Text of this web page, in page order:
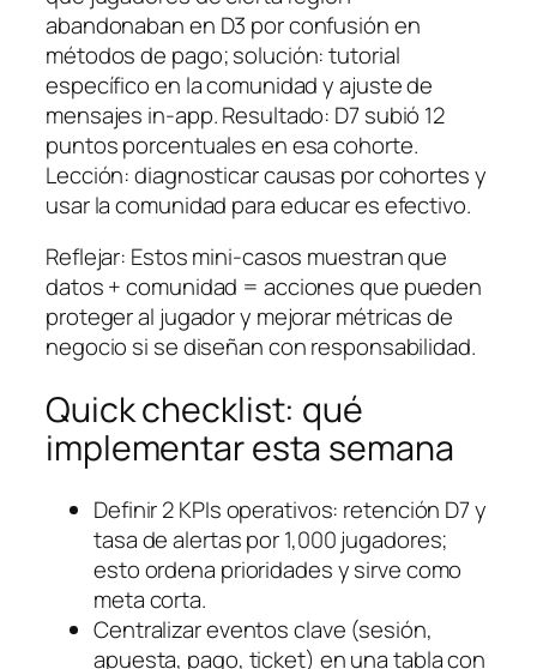
abandonaban en D3 por confusión en
métodos de pago; solución: tutorial
específico en la comunidad y ajuste de
mensajes in-app. Resultado: D7 subió 12
puntos porcentuales en esa cohorte.
Lección: diagnosticar causas por cohortes y
usar la comunidad para educar es efectivo.
Reflejar: Estos mini-casos muestran que
datos + comunidad = acciones que pueden
proteger al jugador y mejorar métricas de
negocio si se diseñan con responsabilidad.
Quick checklist: qué
implementar esta semana
Definir 2 KPIs operativos: retención D7 y
tasa de alertas por 1,000 jugadores;
esto ordena prioridades y sirve como
meta corta.
Centralizar eventos clave (sesión,
apuesta, pago, ticket) en una tabla con